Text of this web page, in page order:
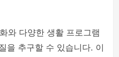
와 다양한 생활 프로그램
을 추구할 수 있습니다. 이